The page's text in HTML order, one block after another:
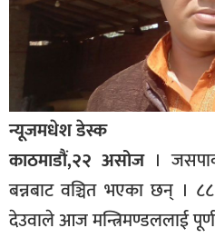
अन्तरबार्ता
अर्थ
खेलकुद
मनोरञ्जन
न्यूजमधेश डेस्क
काठमाडौं,२२ असोज।
बन्नबाट वञ्चित भएका छन् । ८८
देउवाले आज मन्त्रिमण्डललाई